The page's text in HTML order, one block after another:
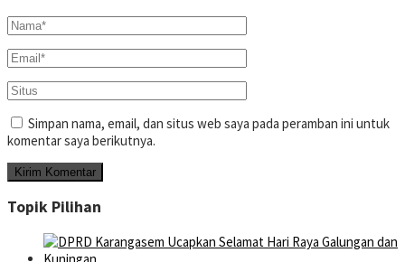
Simpan nama, email, dan situs web saya pada peramban ini untuk
komentar saya berikutnya.
Topik Pilihan